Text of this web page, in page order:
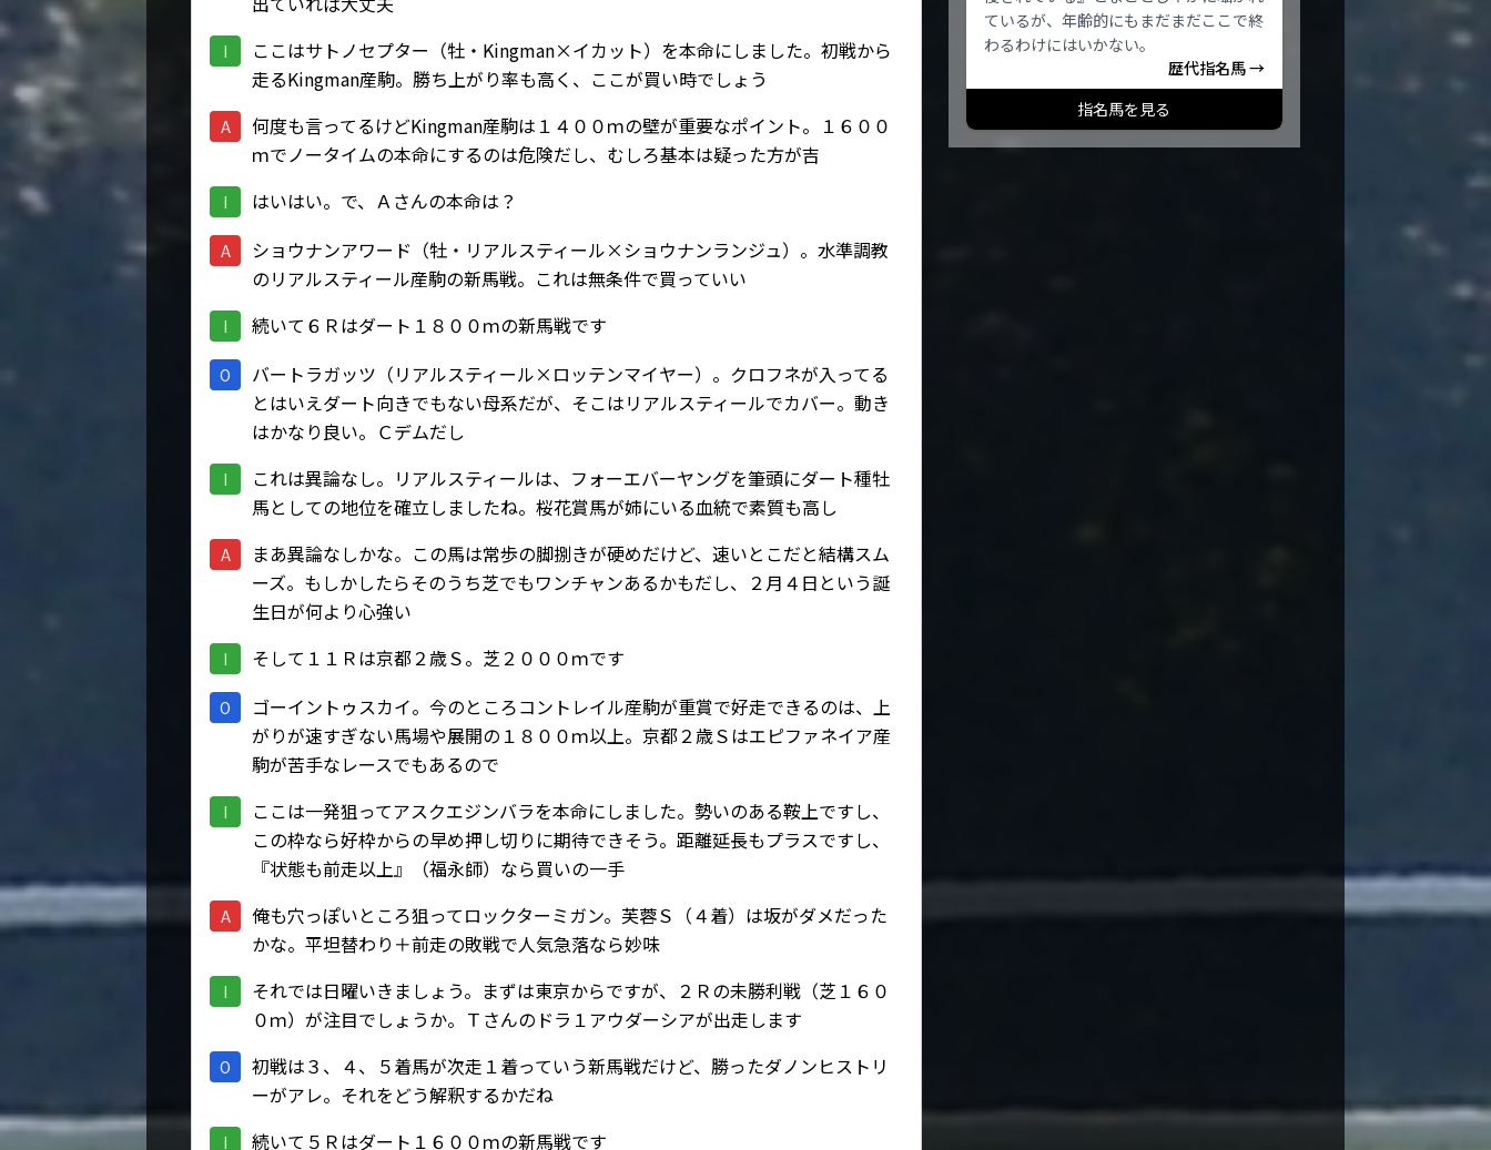
I
ここはサトノセプター（牡・Kingman×イカット）を本命にしました。初戦から
走るKingman産駒。勝ち上がり率も高く、ここが買い時でしょう
A
何度も言ってるけどKingman産駒は１４００ｍの壁が重要なポイント。１６００
ｍでノータイムの本命にするのは危険だし、むしろ基本は疑った方が吉
I はいはい。で、Ａさんの本命は？
A
ショウナンアワード（牡・リアルスティール×ショウナンランジュ）。水準調教
のリアルスティール産駒の新馬戦。これは無条件で買っていい
I 続いて６Ｒはダート１８００ｍの新馬戦です
O
バートラガッツ（リアルスティール×ロッテンマイヤー）。クロフネが入ってる
とはいえダート向きでもない母系だが、そこはリアルスティールでカバー。動き
はかなり良い。Ｃデムだし
I
これは異論なし。リアルスティールは、フォーエバーヤングを筆頭にダート種牡
馬としての地位を確立しましたね。桜花賞馬が姉にいる血統で素質も高し
A
まあ異論なしかな。この馬は常歩の脚捌きが硬めだけど、速いとこだと結構スム
ーズ。もしかしたらそのうち芝でもワンチャンあるかもだし、２月４日という誕
生日が何より心強い
I そして１１Ｒは京都２歳Ｓ。芝２０００ｍです
O
ゴーイントゥスカイ。今のところコントレイル産駒が重賞で好走できるのは、上
がりが速すぎない馬場や展開の１８００ｍ以上。京都２歳Ｓはエピファネイア産
駒が苦手なレースでもあるので
I
ここは一発狙ってアスクエジンバラを本命にしました。勢いのある鞍上ですし、
この枠なら好枠からの早め押し切りに期待できそう。距離延長もプラスですし、
『状態も前走以上』（福永師）なら買いの一手
A
俺も穴っぽいところ狙ってロックターミガン。芙蓉Ｓ（４着）は坂がダメだった
かな。平坦替わり＋前走の敗戦で人気急落なら妙味
I
それでは日曜いきましょう。まずは東京からですが、２Ｒの未勝利戦（芝１６０
０ｍ）が注目でしょうか。Ｔさんのドラ１アウダーシアが出走します
O
初戦は３、４、５着馬が次走１着っていう新馬戦だけど、勝ったダノンヒストリ
ーがアレ。それをどう解釈するかだね
I 続いて５Ｒはダート１６００ｍの新馬戦です
ているが、年齢的にもまだまだここで終
わるわけにはいかない。
歴代指名馬 →
指名馬を見る